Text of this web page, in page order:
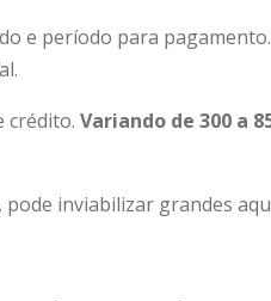
e período para pagamento.
crédito. Variando de 300 a
inviabilizar grandes